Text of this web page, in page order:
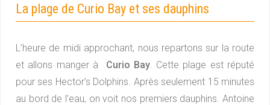
La plage de Curio Bay et ses dauphins
L’heure de midi approchant, nous repartons sur la route
et allons manger à Curio Bay. Cette plage est réputé
pour ses Hector’s Dolphins. Après seulement 15 minutes
au bord de l’eau, on voit nos premiers dauphins. Antoine